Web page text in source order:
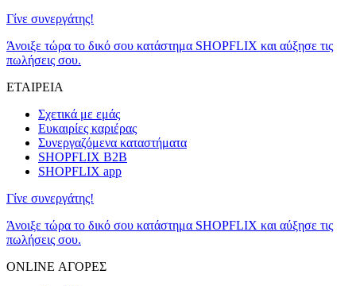
Γίνε συνεργάτης!
Άνοιξε τώρα το δικό σου κατάστημα SHOPFLIX και αύξησε τις
πωλήσεις σου.
ΕΤΑΙΡΕΙΑ
Σχετικά με εμάς
Ευκαιρίες καριέρας
Συνεργαζόμενα καταστήματα
SHOPFLIX B2B
SHOPFLIX app
Γίνε συνεργάτης!
Άνοιξε τώρα το δικό σου κατάστημα SHOPFLIX και αύξησε τις
πωλήσεις σου.
ONLINE ΑΓΟΡΕΣ